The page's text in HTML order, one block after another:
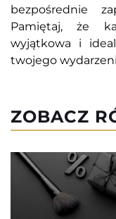
bezpośrednie
Pamiętaj, że
wyjątkowa i
twojego
ZOBACZ